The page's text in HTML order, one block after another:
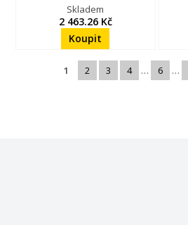
Skladem
2 463.26 Kč
1 2 3 4 … 6 …